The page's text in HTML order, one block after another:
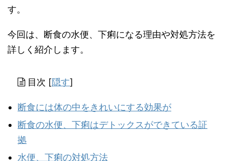
す。
今回は、断食の水便、下痢になる理由や対処方法を
詳しく紹介します。
目次 [隠す]
断食には体の中をきれいにする効果が
断食の水便、下痢はデトックスができている証
拠
水便、下痢の対処方法